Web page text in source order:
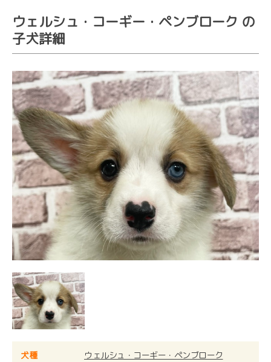
ウェルシュ・コーギー・ペンブローク の
子犬詳細
犬種
ウェルシュ・コーギー・ペンブローク